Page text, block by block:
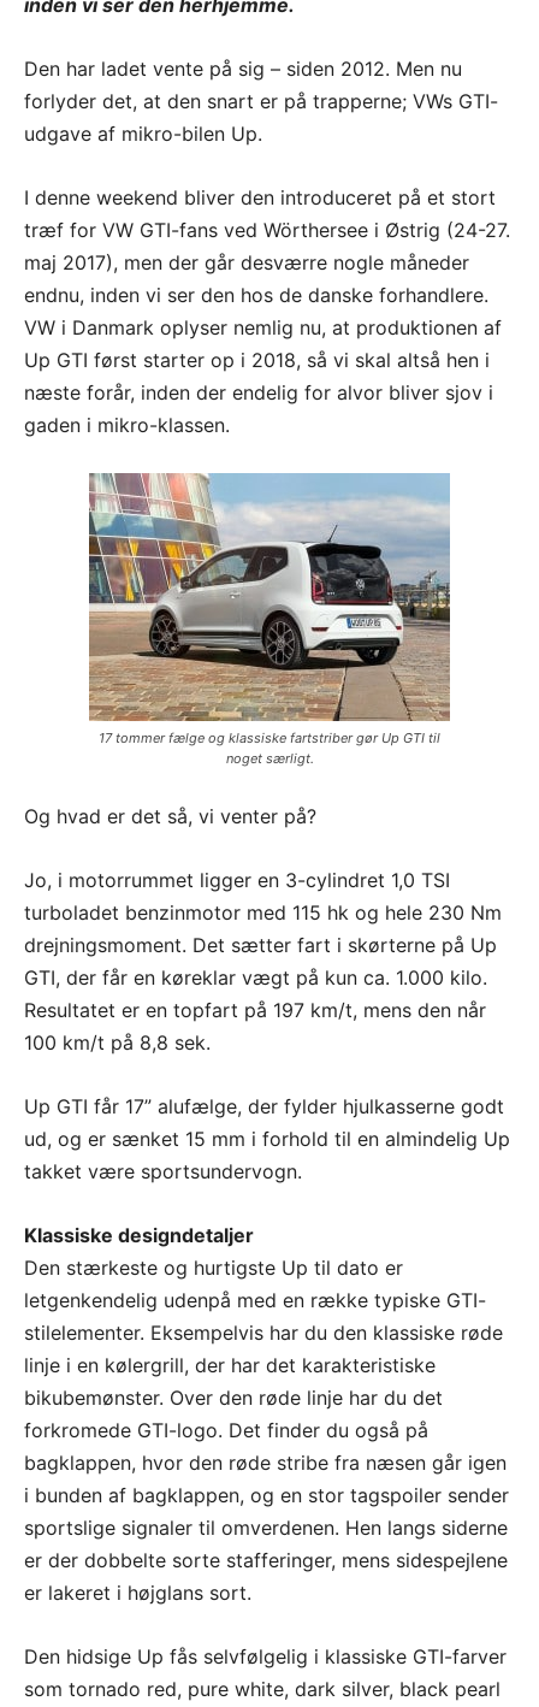
Den har ladet vente på sig – siden 2012. Men nu
forlyder det, at den snart er på trapperne; VWs GTI-
udgave af mikro-bilen Up.
I denne weekend bliver den introduceret på et stort
træf for VW GTI-fans ved Wörthersee i Østrig (24-27.
maj 2017), men der går desværre nogle måneder
endnu, inden vi ser den hos de danske forhandlere.
VW i Danmark oplyser nemlig nu, at produktionen af
Up GTI først starter op i 2018, så vi skal altså hen i
næste forår, inden der endelig for alvor bliver sjov i
gaden i mikro-klassen.
17 tommer fælge og klassiske fartstriber gør Up GTI til
noget særligt.
Og hvad er det så, vi venter på?
Jo, i motorrummet ligger en 3-cylindret 1,0 TSI
turboladet benzinmotor med 115 hk og hele 230 Nm
drejningsmoment. Det sætter fart i skørterne på Up
GTI, der får en køreklar vægt på kun ca. 1.000 kilo.
Resultatet er en topfart på 197 km/t, mens den når
100 km/t på 8,8 sek.
Up GTI får 17” alufælge, der fylder hjulkasserne godt
ud, og er sænket 15 mm i forhold til en almindelig Up
takket være sportsundervogn.
Klassiske designdetaljer
Den stærkeste og hurtigste Up til dato er
letgenkendelig udenpå med en række typiske GTI-
stilelementer. Eksempelvis har du den klassiske røde
linje i en kølergrill, der har det karakteristiske
bikubemønster. Over den røde linje har du det
forkromede GTI-logo. Det finder du også på
bagklappen, hvor den røde stribe fra næsen går igen
i bunden af bagklappen, og en stor tagspoiler sender
sportslige signaler til omverdenen. Hen langs siderne
er der dobbelte sorte stafferinger, mens sidespejlene
er lakeret i højglans sort.
Den hidsige Up fås selvfølgelig i klassiske GTI-farver
som tornado red, pure white, dark silver, black pearl